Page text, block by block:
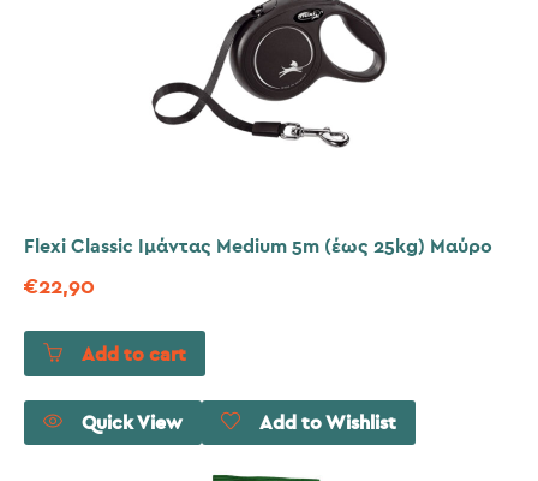
Flexi Classic Ιμάντας Medium 5m (έως 25kg) Μαύρο
€22,90
Add to cart
Quick View Add to Wishlist